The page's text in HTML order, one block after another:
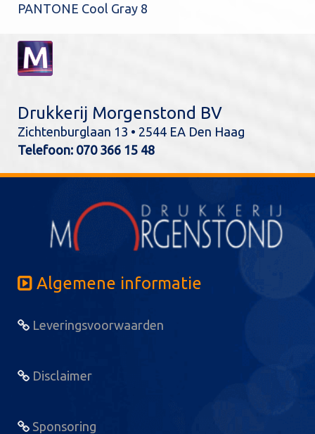
PANTONE Cool Gray 8
Drukkerij Morgenstond BV
Zichtenburglaan 13 • 2544 EA Den Haag
Telefoon: 070 366 15 48
Algemene informatie
Leveringsvoorwaarden
Disclaimer
Sponsoring